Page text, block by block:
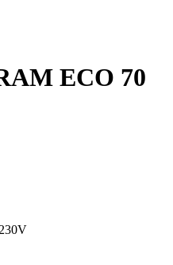
ECO 70